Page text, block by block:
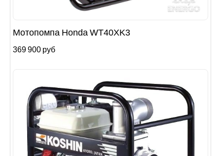
Мотопомпа Honda WT40XK3
369 900 руб